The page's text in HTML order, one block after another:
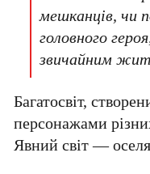
мешканців, чи
головного
звичайним
Багатосвіт,
персонажами
Явний світ— оселя